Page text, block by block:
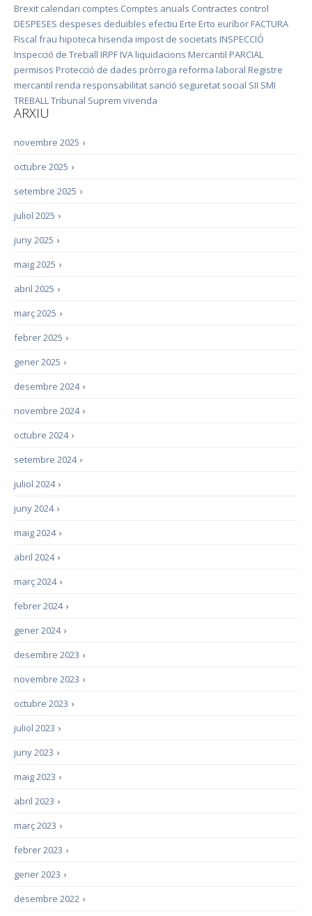
Brexit calendari comptes Comptes anuals Contractes control
DESPESES despeses deduïbles efectiu Erte Erto euríbor FACTURA
Fiscal frau hipoteca hisenda impost de societats INSPECCIÓ
Inspecció de Treball IRPF IVA liquidacions Mercantil PARCIAL
permisos Protecció de dades pròrroga reforma laboral Registre
mercantil renda responsabilitat sanció seguretat social SII SMI
TREBALLTribunal Suprem vivenda
ARXIU
›
novembre 2025
›
octubre 2025
›
setembre 2025
›
juliol 2025
›
juny 2025
›
maig 2025
›
abril 2025
›
març 2025
›
febrer 2025
›
gener 2025
›
desembre 2024
›
novembre 2024
›
octubre 2024
›
setembre 2024
›
juliol 2024
›
juny 2024
›
maig 2024
›
abril 2024
›
març 2024
›
febrer 2024
›
gener 2024
›
desembre 2023
›
novembre 2023
›
octubre 2023
›
juliol 2023
›
juny 2023
›
maig 2023
›
abril 2023
›
març 2023
›
febrer 2023
›
gener 2023
›
desembre 2022